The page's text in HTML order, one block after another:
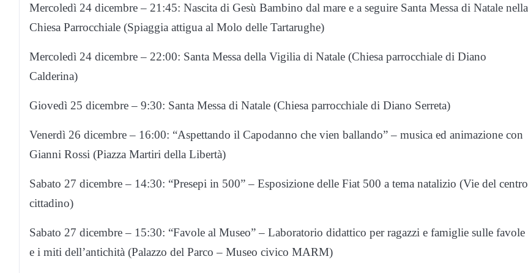
Mercoledì 24 dicembre – 21:45: Nascita di Gesù Bambino dal mare e a seguire Santa Messa di Natale nella
Chiesa Parrocchiale (Spiaggia attigua al Molo delle Tartarughe)
Mercoledì 24 dicembre – 22:00: Santa Messa della Vigilia di Natale (Chiesa parrocchiale di Diano
Calderina)
Giovedì 25 dicembre – 9:30: Santa Messa di Natale (Chiesa parrocchiale di Diano Serreta)
Venerdì 26 dicembre – 16:00: “Aspettando il Capodanno che vien ballando” – musica ed animazione con
Gianni Rossi (Piazza Martiri della Libertà)
Sabato 27 dicembre – 14:30: “Presepi in 500” – Esposizione delle Fiat 500 a tema natalizio (Vie del centro
cittadino)
Sabato 27 dicembre – 15:30: “Favole al Museo” – Laboratorio didattico per ragazzi e famiglie sulle favole
e i miti dell’antichità (Palazzo del Parco – Museo civico MARM)